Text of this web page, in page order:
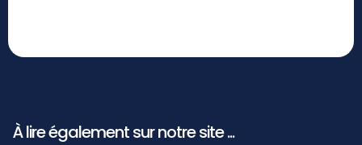
À lire également sur notre site ...